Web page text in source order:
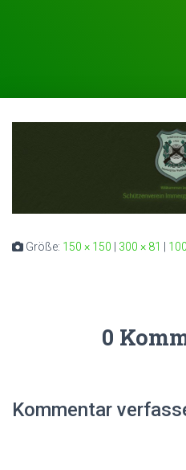
Größe: 150 × 150 300 × 81
0
Kommentar